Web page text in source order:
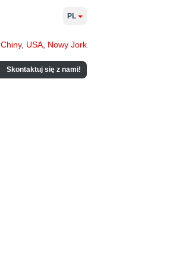
Chiny, USA Nowy Jork
Skontaktuj się z nami!
PL